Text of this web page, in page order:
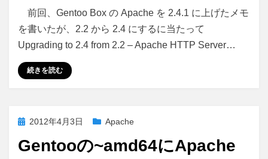
前回、Gentoo Box の Apache を 2.4.1 に上げたメモ
を書いたが、2.2 から 2.4 にするに当たって
Upgrading to 2.4 from 2.2 – Apache HTTP Server…
続きを読む
投
日:
2012年4月3日 Apache
Gentooの~amd64にApache